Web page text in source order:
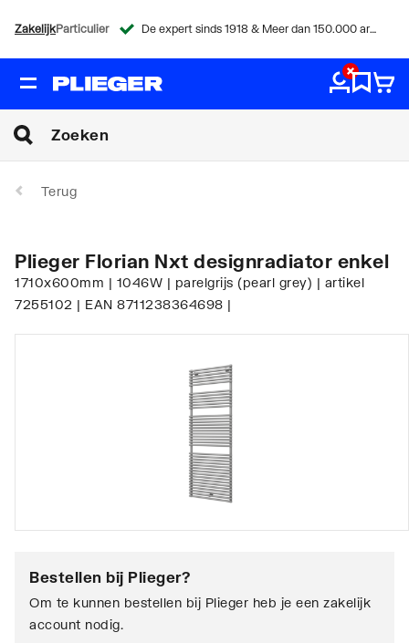
ZakelijkParticulier De expert sinds 1918 & Meer dan 150.000 artikelen
Terug
Plieger Florian Nxt designradiator enkel
1710x600mm | 1046W | parelgrijs (pearl grey) | artikel
7255102 | EAN 8711238364698 |
Bestellen bij Plieger?
Om te kunnen bestellen bij Plieger heb je een zakelijk
account nodig.